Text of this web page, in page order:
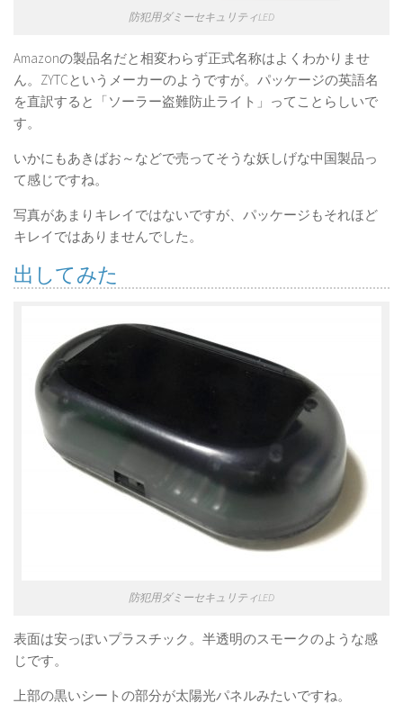
防犯用ダミーセキュリティLED
Amazonの製品名だと相変わらず正式名称はよくわかりませ
ん。ZYTCというメーカーのようですが。パッケージの英語名
を直訳すると「ソーラー盗難防止ライト」ってことらしいで
す。
いかにもあきばお～などで売ってそうな妖しげな中国製品っ
て感じですね。
写真があまりキレイではないですが、パッケージもそれほど
キレイではありませんでした。
出してみた
防犯用ダミーセキュリティLED
表面は安っぽいプラスチック。半透明のスモークのような感
じです。
上部の黒いシートの部分が太陽光パネルみたいですね。